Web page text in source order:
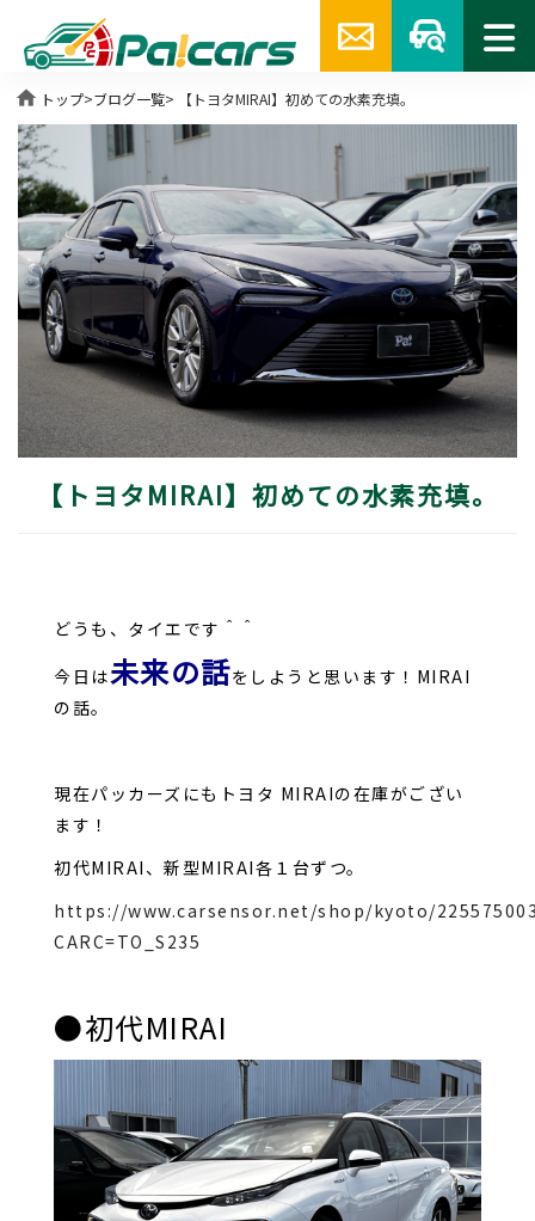
home トップ>ブログ一覧> 【トヨタMIRAI】初めての水素充填。
【トヨタMIRAI】初めての水素充填。
どうも、タイエです＾＾
今日は未来の話をしようと思います！MIRAI
の話。
現在パッカーズにもトヨタ MIRAIの在庫がござい
ます！
初代MIRAI、新型MIRAI各１台ずつ。
https://www.carsensor.net/shop/kyoto/
CARC=TO_S235
●初代MIRAI